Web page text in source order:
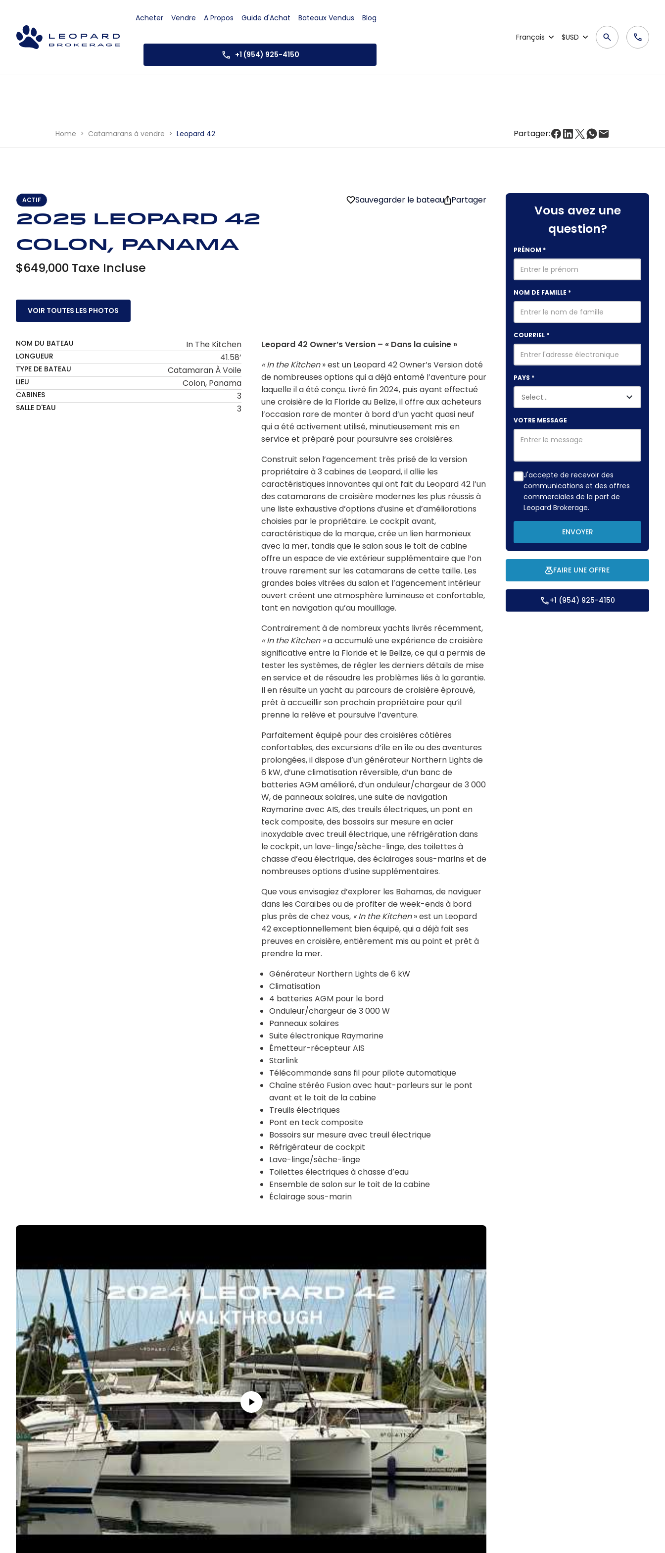
Acheter Vendre A Propos Guide d'Achat Bateaux Vendus Blog
+1 (954) 925-4150
Français $USD
Home Catamarans à vendre Leopard 42 Partager:
ACTIF Sauvegarder le bateau Partager
2025 Leopard 42
Colon, Panama
$649,000 Taxe Incluse
VOIR TOUTES LES PHOTOS
NOM DU BATEAU In The Kitchen
LONGUEUR 41.58’
TYPE DE BATEAU Catamaran À Voile
LIEU Colon, Panama
CABINES 3
SALLE D'EAU 3
Leopard 42 Owner’s Version – « Dans la cuisine »
« In the Kitchen» est un Leopard 42 Owner’s Version doté
de nombreuses options qui a déjà entamé l’aventure pour
laquelle il a été conçu. Livré fin 2024, puis ayant effectué
une croisière de la Floride au Belize, il offre aux acheteurs
l’occasion rare de monter à bord d’un yacht quasi neuf
qui a été activement utilisé, minutieusement mis en
service et préparé pour poursuivre ses croisières.
Construit selon l’agencement très prisé de la version
propriétaire à 3 cabines de Leopard, il allie les
caractéristiques innovantes qui ont fait du Leopard 42 l’un
des catamarans de croisière modernes les plus réussis à
une liste exhaustive d’options d’usine et d’améliorations
choisies par le propriétaire. Le cockpit avant,
caractéristique de la marque, crée un lien harmonieux
avec la mer, tandis que le salon sous le toit de cabine
offre un espace de vie extérieur supplémentaire que l’on
trouve rarement sur les catamarans de cette taille. Les
grandes baies vitrées du salon et l’agencement intérieur
ouvert créent une atmosphère lumineuse et confortable,
tant en navigation qu’au mouillage.
Contrairement à de nombreux yachts livrés récemment,
« In the Kitchen »a accumulé une expérience de croisière
significative entre la Floride et le Belize, ce qui a permis de
tester les systèmes, de régler les derniers détails de mise
en service et de résoudre les problèmes liés à la garantie.
Il en résulte un yacht au parcours de croisière éprouvé,
prêt à accueillir son prochain propriétaire pour qu’il
prenne la relève et poursuive l’aventure.
Parfaitement équipé pour des croisières côtières
confortables, des excursions d’île en île ou des aventures
prolongées, il dispose d’un générateur Northern Lights de
6 kW, d’une climatisation réversible, d’un banc de
batteries AGM amélioré, d’un onduleur/chargeur de 3 000
W, de panneaux solaires, une suite de navigation
Raymarine avec AIS, des treuils électriques, un pont en
teck composite, des bossoirs sur mesure en acier
inoxydable avec treuil électrique, une réfrigération dans
le cockpit, un lave-linge/sèche-linge, des toilettes à
chasse d’eau électrique, des éclairages sous-marins et de
nombreuses options d’usine supplémentaires.
Que vous envisagiez d’explorer les Bahamas, de naviguer
dans les Caraïbes ou de profiter de week-ends à bord
plus près de chez vous, « In the Kitchen» est un Leopard
42 exceptionnellement bien équipé, qui a déjà fait ses
preuves en croisière, entièrement mis au point et prêt à
prendre la mer.
Générateur Northern Lights de 6 kW
Climatisation
4 batteries AGM pour le bord
Onduleur/chargeur de 3 000 W
Panneaux solaires
Suite électronique Raymarine
Émetteur-récepteur AIS
Starlink
Télécommande sans fil pour pilote automatique
Chaîne stéréo Fusion avec haut-parleurs sur le pont
avant et le toit de la cabine
Treuils électriques
Pont en teck composite
Bossoirs sur mesure avec treuil électrique
Réfrigérateur de cockpit
Lave-linge/sèche-linge
Toilettes électriques à chasse d’eau
Ensemble de salon sur le toit de la cabine
Éclairage sous-marin
Vous avez une
question?
PRÉNOM *
NOM DE FAMILLE *
COURRIEL *
PAYS *
VOTRE MESSAGE
J'accepte de recevoir des
communications et des offres
commerciales de la part de
Leopard Brokerage.
ENVOYER
FAIRE UNE OFFRE
+1 (954) 925-4150